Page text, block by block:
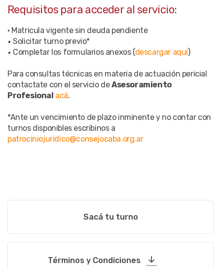
Requisitos para acceder al servicio:
• Matricula vigente sin deuda pendiente
•Solicitar turno previo*
• Completar los formularios anexos (descargar aquí)
Para consultas técnicas en materia de actuación pericial
contactate con el servicio deAsesoramiento
Profesional acá.
*Ante un vencimiento de plazo inminente y no contar con
turnos disponibles escribinos a
patrociniojuridico@consejocaba.org.ar
Sacá tu turno
Términos y Condiciones